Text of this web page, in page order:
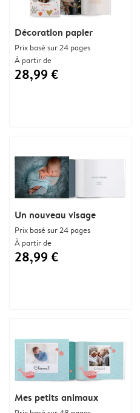
Décoration papier
Prix basé sur 24 pages
À partir de
28,99 €
Mes petits animaux
Un nouveau visage
Prix basé sur 24 pages
À partir de
28,99 €